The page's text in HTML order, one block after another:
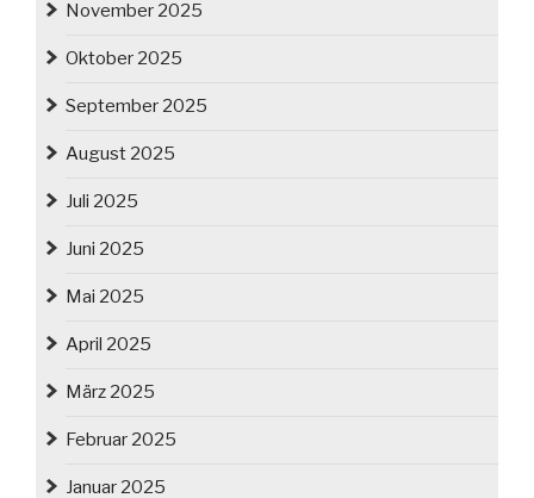
November 2025
Oktober 2025
September 2025
August 2025
Juli 2025
Juni 2025
Mai 2025
April 2025
März 2025
Februar 2025
Januar 2025